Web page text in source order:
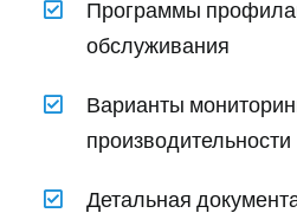
Программы
обслуживания
Варианты
производительности
Детальная